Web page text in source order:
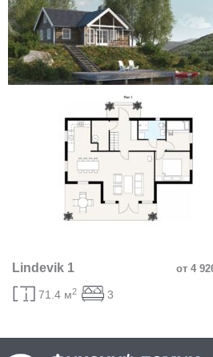
Lindevik 1 от 4
71.4 м2 3